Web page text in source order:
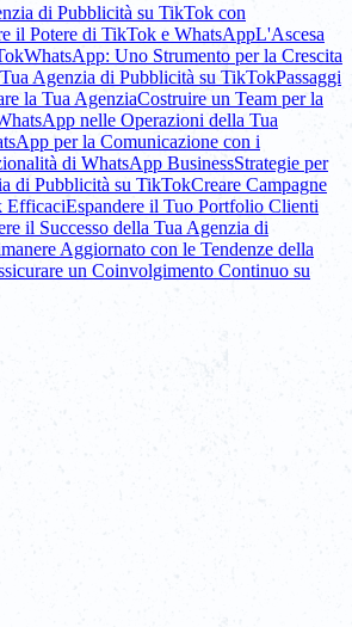
di Pubblicità su TikTok con
il Potere di TikTok e WhatsAppL'Ascesa
WhatsApp: Uno Strumento per la Crescita
Agenzia di Pubblicità su TikTokPassaggi
la Tua AgenziaCostruire un Team per la
nelle Operazioni della Tua
per la Comunicazione con i
di WhatsApp BusinessStrategie per
di Pubblicità su TikTokCreare Campagne
EfficaciEspandere il Tuo Portfolio Clienti
il Successo della Tua Agenzia di
Aggiornato con le Tendenze della
un Coinvolgimento Continuo su